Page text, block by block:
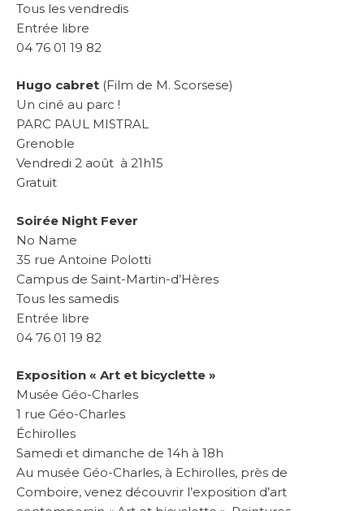
Tous les vendredis
Entrée libre
04 76 01 19 82
Hugo cabret (Film de M. Scorsese)
Un ciné au parc !
PARC PAUL MISTRAL
Grenoble
Vendredi 2 août à 21h15
Gratuit
Soirée Night Fever
No Name
35 rue Antoine Polotti
Campus de Saint-Martin-d’Hères
Tous les samedis
Entrée libre
04 76 01 19 82
Exposition « Art et bicyclette »
Musée Géo-Charles
1 rue Géo-Charles
Échirolles
Samedi et dimanche de 14h à 18h
Au musée Géo-Charles, à Echirolles, près de
Comboire, venez découvrir l’exposition d’art